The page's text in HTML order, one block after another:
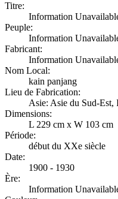
Titre:
Information
Peuple:
Information
Fabricant:
Information
Nom Local:
kain panjang
Lieu de Fabrication:
Asie: Asie du Sud-Est,
Dimensions:
L 229 cm x W 103 cm
Période:
début du XXe siècle
Date:
1900 - 1930
Ère:
Information